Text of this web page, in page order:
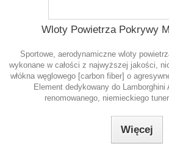
Wloty Powietrza Pokrywy
Sportowe, aerodynamiczne wloty
wykonane w całości z najwyższej jakości,
włókna węglowego [carbon fiber] o
Element dedykowany do Lamborghini
renomowanego, niemieckiego
Więcej